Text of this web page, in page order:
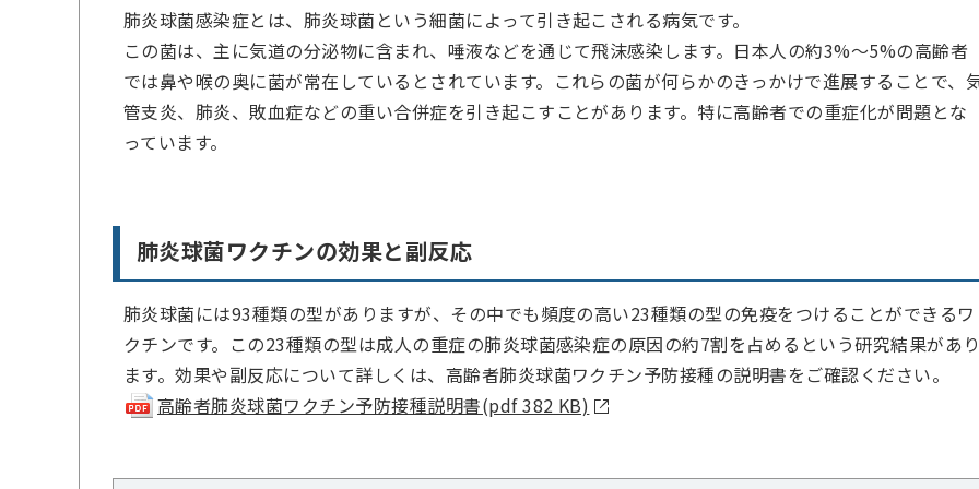
肺炎球菌感染症とは、肺炎球菌という細菌によって引き起こされる病気です。
この菌は、主に気道の分泌物に含まれ、唾液などを通じて飛沫感染します。日本人の約3%～5%の高齢者
では鼻や喉の奥に菌が常在しているとされています。これらの菌が何らかのきっかけで進展することで、
管支炎、肺炎、敗血症などの重い合併症を引き起こすことがあります。特に高齢者での重症化が問題とな
っています。
肺炎球菌ワクチンの効果と副反応
肺炎球菌には93種類の型がありますが、その中でも頻度の高い23種類の型の免疫をつけることができるワ
クチンです。この23種類の型は成人の重症の肺炎球菌感染症の原因の約7割を占めるという研究結果があ
ます。効果や副反応について詳しくは、高齢者肺炎球菌ワクチン予防接種の説明書をご確認ください。
高齢者肺炎球菌ワクチン予防接種説明書(pdf 382 KB)